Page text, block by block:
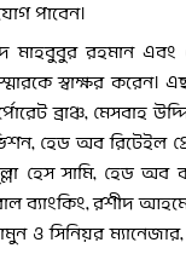
পাবেন।
মাহবুবুর রহমান এবং
স্বাক্ষর করেন।
ব্রাঞ্চ, মেসবাহ
হেড অব রিটেইল
হেস সামি, হেড অব
ব্যাংকিং, রশীদ
ও সিনিয়র